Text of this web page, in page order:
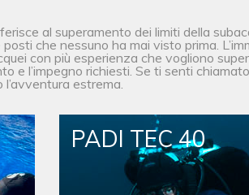
al superamento dei limiti della
che nessuno ha mai visto prima.
con più esperienza che vogliono
e l’impegno richiesti. Se ti senti
estrema.
PADI TEC 40